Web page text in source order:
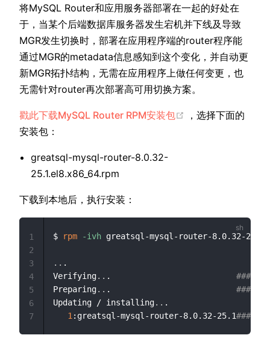
将MySQL Router和应用服务器部署在一起的好处在
于，当某个后端数据库服务器发生宕机并下线及导致
MGR发生切换时，部署在应用程序端的router程序能
通过MGR的metadata信息感知到这个变化，并自动更
新MGR拓扑结构，无需在应用程序上做任何变更，也
无需针对router再次部署高可用切换方案。
戳此下载MySQL Router RPM安装包 (opens new
，选择下面的
安装包：
greatsql-mysql-router-8.0.32-
25.1.el8.x86_64.rpm
下载到本地后，执行安装：
$ rpm -ivh greatsql-mysql-router-8.0.32-
.. .
Verifying.. .
Preparing.. .
Updating / installing.. .
1 :greatsql-mysql-router-8.0.32-25.1
1
2
3
4
5
6
7